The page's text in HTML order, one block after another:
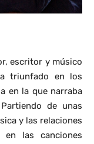
escritor y músico
triunfado en los
en la que narraba
de unas
y las relaciones
en las canciones